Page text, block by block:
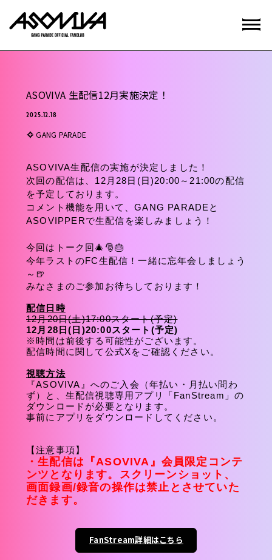
ASOVIVA 生配信12月実施決定！
2025.12.18
GANG PARADE
ASOVIVA生配信の実施が決定しました！
次回の配信は、12月28日(日)20:00～21:00の配信
を予定しております。
コメント機能を用いて、GANG PARADEと
ASOVIPPERで生配信を楽しみましょう！
今回はトーク回🎄🎅🎂
今年ラストのFC生配信！一緒に忘年会しましょう
～🍺
みなさまのご参加お待ちしております！
配信日時
12月20日(土)17:00スタート(予定)
12月28日(日)20:00スタート(予定)
※時間は前後する可能性がございます。
配信時間に関して公式Xをご確認ください。
視聴方法
『ASOVIVA』へのご入会（年払い・月払い問わ
ず）と、生配信視聴専用アプリ「FanStream」の
ダウンロードが必要となります。
事前にアプリをダウンロードしてください。
【注意事項】
・生配信は『ASOVIVA』会員限定コンテ
ンツとなります。スクリーンショット、
画面録画/録音の操作は禁止とさせていた
だきます。
FanStream詳細はこちら